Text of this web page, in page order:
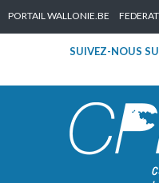
PORTAIL WALLONIE.BE
SUIVEZ-NOUS